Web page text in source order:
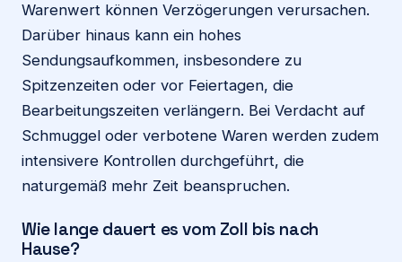
Warenwert können Verzögerungen verursachen.
Darüber hinaus kann ein hohes
Sendungsaufkommen, insbesondere zu
Spitzenzeiten oder vor Feiertagen, die
Bearbeitungszeiten verlängern. Bei Verdacht auf
Schmuggel oder verbotene Waren werden zudem
intensivere Kontrollen durchgeführt, die
naturgemäß mehr Zeit beanspruchen.
Wie lange dauert es vom Zoll bis nach
Hause?